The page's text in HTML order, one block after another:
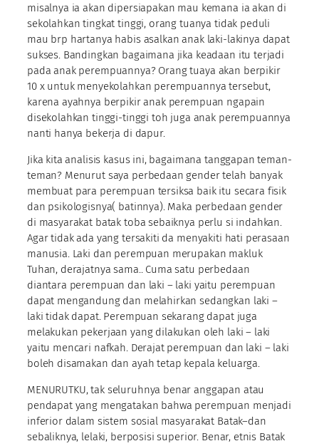
misalnya ia akan dipersiapakan mau kemana ia akan di
sekolahkan tingkat tinggi, orang tuanya tidak peduli
mau brp hartanya habis asalkan anak laki-lakinya dapat
sukses. Bandingkan bagaimana jika keadaan itu terjadi
pada anak perempuannya? Orang tuaya akan berpikir
10 x untuk menyekolahkan perempuannya tersebut,
karena ayahnya berpikir anak perempuan ngapain
disekolahkan tinggi-tinggi toh juga anak perempuannya
nanti hanya bekerja di dapur.
Jika kita analisis kasus ini, bagaimana tanggapan teman-
teman? Menurut saya perbedaan gender telah banyak
membuat para perempuan tersiksa baik itu secara fisik
dan psikologisnya( batinnya). Maka perbedaan gender
di masyarakat batak toba sebaiknya perlu si indahkan.
Agar tidak ada yang tersakiti da menyakiti hati perasaan
manusia. Laki dan perempuan merupakan makluk
Tuhan, derajatnya sama.. Cuma satu perbedaan
diantara perempuan dan laki – laki yaitu perempuan
dapat mengandung dan melahirkan sedangkan laki –
laki tidak dapat. Perempuan sekarang dapat juga
melakukan pekerjaan yang dilakukan oleh laki – laki
yaitu mencari nafkah. Derajat perempuan dan laki – laki
boleh disamakan dan ayah tetap kepala keluarga.
MENURUTKU, tak seluruhnya benar anggapan atau
pendapat yang mengatakan bahwa perempuan menjadi
inferior dalam sistem sosial masyarakat Batak–dan
sebaliknya, lelaki, berposisi superior. Benar, etnis Batak